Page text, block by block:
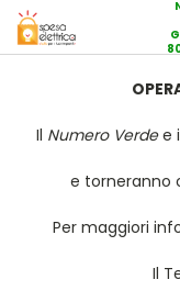
Il Numero Verdee
e torneranno
Per maggiori
Il